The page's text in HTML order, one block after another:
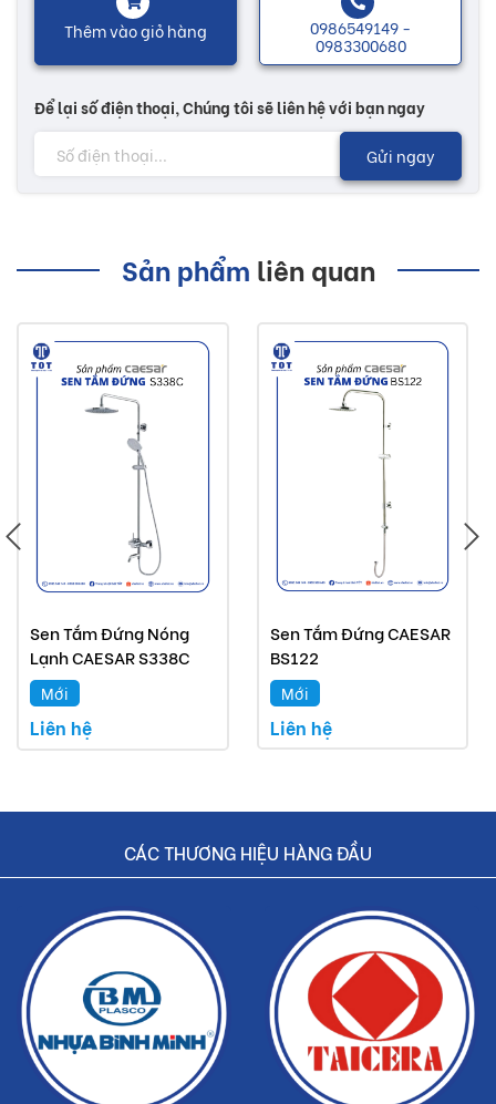
trong thời gian 1 năm nếu có vấn đề cũng có thể yêu cầu
đổi hàng.
Nhiều mẫu mã với các chức năng độc đáo sẽ có thêm
nhiều sự lựa chọn tùy theo sở thích của khách hàng. Các
sản phẩm chậu rửa giúp cho không gian vệ sinh trở nên tươi
thêm phong phú có lợi cho sức khoẻ...
Hình ảnh quý khách đang xem có thể khác 2/10 so
với thực tế do công nghệ chụp hình và ánh sáng.
Đơn giá trên chưa bao gồm Vận chuyển và Khuyến
Buildshop cam kết:
Chậu rửa Caesar mà Buildshop bán là sản phẩm
chính hãng.
Hoàn tiền nếu phát hiện hàng giả, hàng nhái.
Dịch vụ nhanh chóng, tiết kiệm thời gian và tiền bạc
cho khách hàng.
Thêm vào giỏ hàng 0986549149 -
0983300680
Để lại số điện thoại, Chúng tôi sẽ liên hệ với bạn ngay
Gửi ngay
Sản phẩm liên quan
Sen Tắm Đứng Nóng
Lạnh CAESAR S338C
Mới
Liên hệ
Sen Tắm Đứng CAESAR
BS122
Mới
Liên hệ
CÁC THƯƠNG HIỆU HÀNG ĐẦU